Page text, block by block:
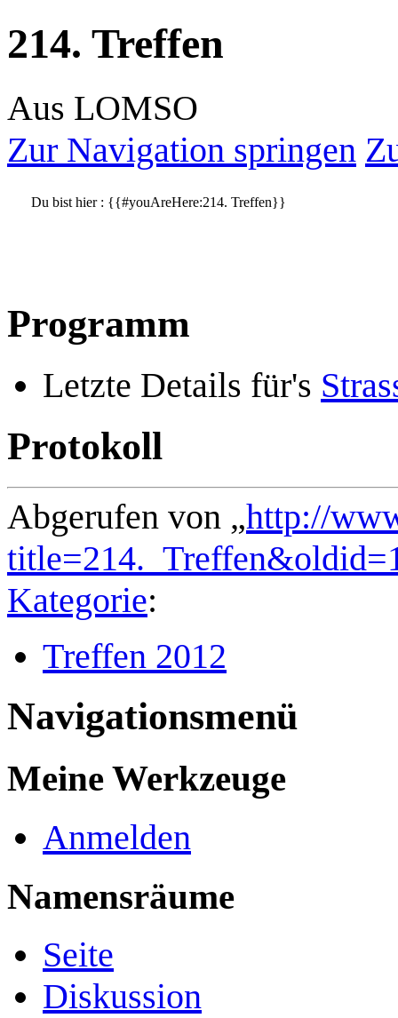
214. Treffen
Aus LOMSO
Zur Navigation springen
Du bist hier : {{#youAreHere:214. Treffen}}
Programm
Letzte Details für's
Protokoll
Abgerufen von „http://
Kategorie:
Treffen 2012
Navigationsmenü
Meine Werkzeuge
Anmelden
Namensräume
Seite
Diskussion